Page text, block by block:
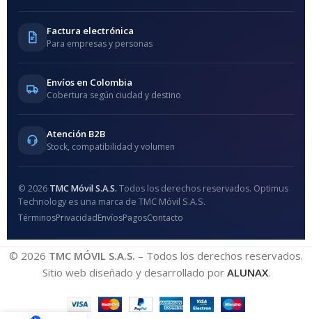
Factura electrónica
Para empresas y personas
Envíos en Colombia
Cobertura según ciudad y destino
Atención B2B
Stock, compatibilidad y volumen
© 2026 TMC Móvil S.A.S. Todos los derechos reservados. Optimus
Technology es una marca de TMC Móvil S.A.S.
TérminosPrivacidadEnvíosPagosContacto
© 2026 TMC MÓVIL S.A.S. – Todos los derechos reservados.
Sitio web diseñado y desarrollado por ALUNAX.